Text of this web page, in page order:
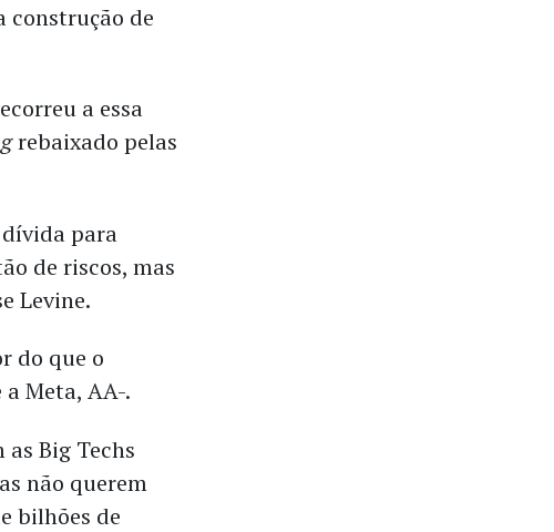
construção de
a essa
rebaixado pelas
para
de riscos, mas
Levine.
do que o
Meta, AA-.
Big Techs
não querem
bilhões de